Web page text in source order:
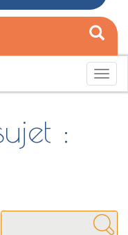
T
o
g
a
: